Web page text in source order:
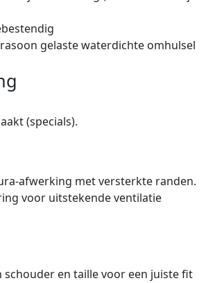
gelaste waterdichte omhulsel
(specials).
afwerking met versterkte randen.
voor uitstekende ventilatie
schouder en taille voor een juiste fit